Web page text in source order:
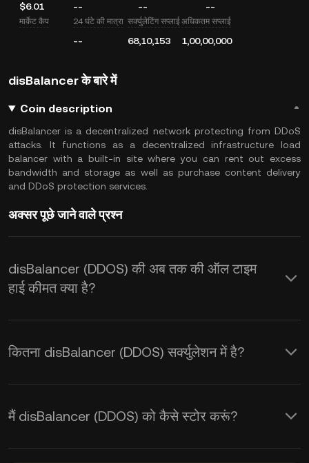
$6.01 -- -- --
मार्केट कैप 24 घंटे की मात्रा
--
सर्क्युलेटिंग सप्लाई
68,10,153
अधिकतम सप्लाई
1,00,00,000
disBalancer के बारे में
Coin description
disBalancer is a decentralized network protecting from DDoS
attacks. It functions as a decentralized infrastructure load
balancer with a built-in site where you can rent out excess
bandwidth and storage as well as purchase content delivery
and DDoS protection services.
अक्सर पूछे जाने वाले प्रश्न
disBalancer (DDOS) की अब तक की ऑल टाइम
हाई कीमत क्या है?
कितना disBalancer (DDOS) सर्क्युलेशन में है?
मैं disBalancer (DDOS) को कैसे स्टोर करूं?